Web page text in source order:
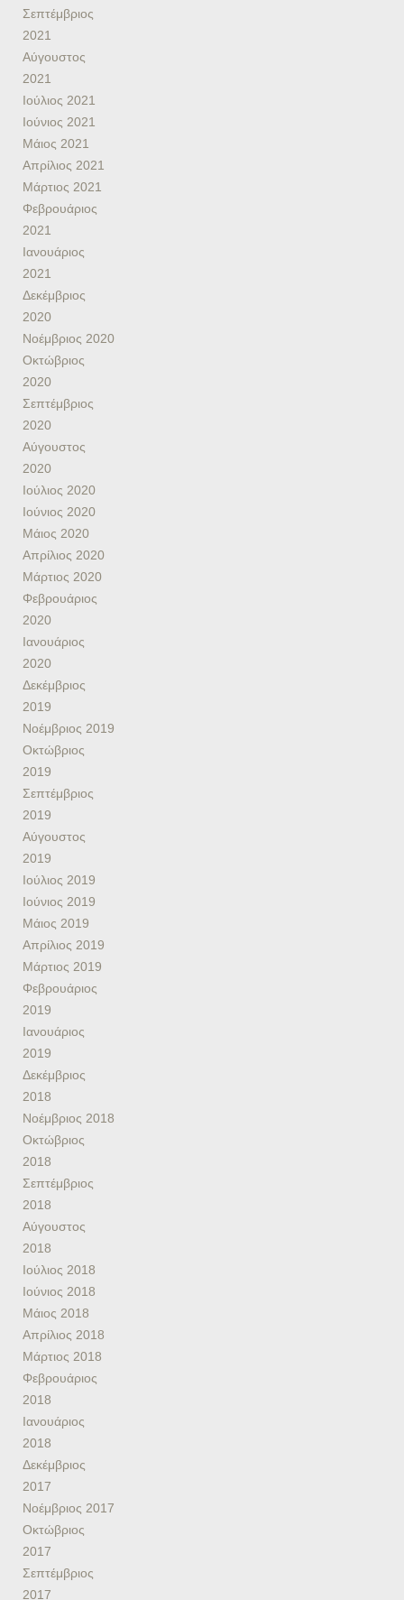
Σεπτέμβριος
2021
Αύγουστος
2021
Ιούλιος 2021
Ιούνιος 2021
Μάιος 2021
Απρίλιος 2021
Μάρτιος 2021
Φεβρουάριος
2021
Ιανουάριος
2021
Δεκέμβριος
2020
Νοέμβριος 2020
Οκτώβριος
2020
Σεπτέμβριος
2020
Αύγουστος
2020
Ιούλιος 2020
Ιούνιος 2020
Μάιος 2020
Απρίλιος 2020
Μάρτιος 2020
Φεβρουάριος
2020
Ιανουάριος
2020
Δεκέμβριος
2019
Νοέμβριος 2019
Οκτώβριος
2019
Σεπτέμβριος
2019
Αύγουστος
2019
Ιούλιος 2019
Ιούνιος 2019
Μάιος 2019
Απρίλιος 2019
Μάρτιος 2019
Φεβρουάριος
2019
Ιανουάριος
2019
Δεκέμβριος
2018
Νοέμβριος 2018
Οκτώβριος
2018
Σεπτέμβριος
2018
Αύγουστος
2018
Ιούλιος 2018
Ιούνιος 2018
Μάιος 2018
Απρίλιος 2018
Μάρτιος 2018
Φεβρουάριος
2018
Ιανουάριος
2018
Δεκέμβριος
2017
Νοέμβριος 2017
Οκτώβριος
2017
Σεπτέμβριος
2017